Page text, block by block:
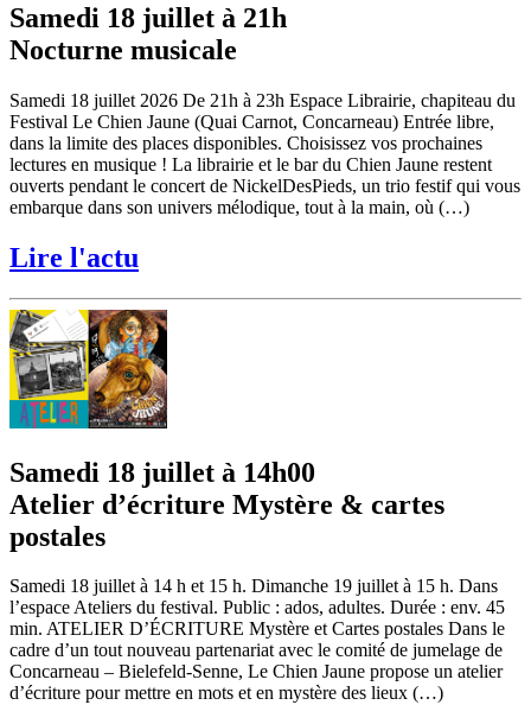
Samedi 18 juillet à 21h
Nocturne musicale
Samedi 18 juillet 2026 De 21h à 23h Espace Librairie, chapiteau du
Festival Le Chien Jaune (Quai Carnot, Concarneau) Entrée libre,
dans la limite des places disponibles. Choisissez vos prochaines
lectures en musique ! La librairie et le bar du Chien Jaune restent
ouverts pendant le concert de NickelDesPieds, un trio festif qui vous
embarque dans son univers mélodique, tout à la main, où (…)
Lire l'actu
Samedi 18 juillet à 14h00
Atelier d’écriture Mystère & cartes
postales
Samedi 18 juillet à 14 h et 15 h. Dimanche 19 juillet à 15 h. Dans
l’espace Ateliers du festival. Public : ados, adultes. Durée : env. 45
min. ATELIER D’ÉCRITURE Mystère et Cartes postales Dans le
cadre d’un tout nouveau partenariat avec le comité de jumelage de
Concarneau – Bielefeld-Senne, Le Chien Jaune propose un atelier
d’écriture pour mettre en mots et en mystère des lieux (…)